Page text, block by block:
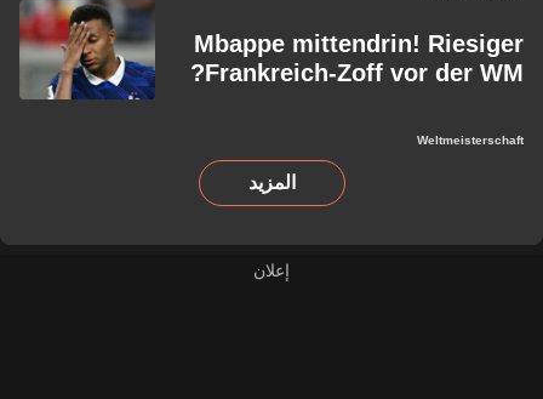
Mbappe mittendrin! Riesiger
Frankreich-Zoff vor der WM?
Weltmeisterschaft
المزيد